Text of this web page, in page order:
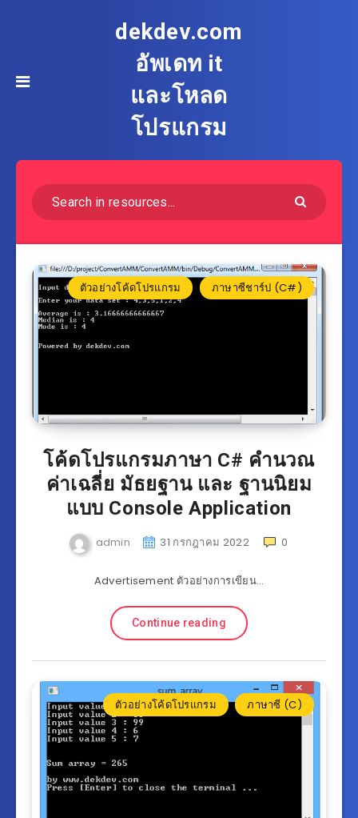
dekdev.com
อัพเดท it
และโหลด
โปรแกรม
ตัวอย่างโค้ดโปรแกรม ภาษาซีชาร์ป (C#)
โค้ดโปรแกรมภาษา C# คำนวณ
ค่าเฉลี่ย มัธยฐาน และ ฐานนิยม
แบบ Console Application
admin 31 กรกฎาคม 2022 0
Advertisement ตัวอย่างการเขียน…
Continue reading
ตัวอย่างโค้ดโปรแกรม ภาษาซี (C)